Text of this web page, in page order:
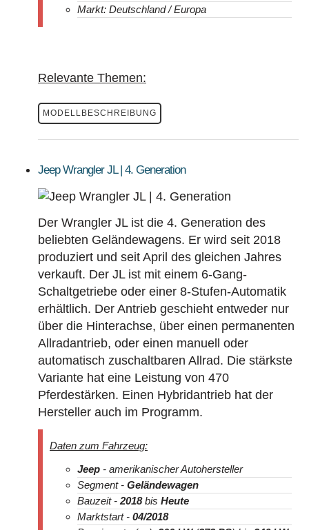
Markt: Deutschland / Europa
Relevante Themen:
MODELLBESCHREIBUNG
Jeep Wrangler JL | 4. Generation
Der Wrangler JL ist die 4. Generation des
beliebten Geländewagens. Er wird seit 2018
produziert und seit April des gleichen Jahres
verkauft. Der JL ist mit einem 6-Gang-
Schaltgetriebe oder einer 8-Stufen-Automatik
erhältlich. Der Antrieb geschieht entweder nur
über die Hinterachse, über einen permanenten
Allradantrieb, oder einen manuell oder
automatisch zuschaltbaren Allrad. Die stärkste
Variante hat eine Leistung von 470
Pferdestärken. Einen Hybridantrieb hat der
Hersteller auch im Programm.
Daten zum Fahrzeug:
Jeep - amerikanischer Autohersteller
Segment - Geländewagen
Bauzeit - 2018bis Heute
Marktstart - 04/2018